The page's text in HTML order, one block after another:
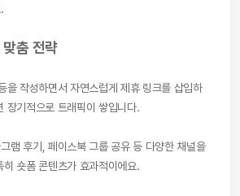
춤 전략
을 작성하면서 자연스럽게 제휴 링크를 삽입하
장기적으로 트래픽이 쌓입니다.
램 후기, 페이스북 그룹 공유 등 다양한 채널을
숏폼 콘텐츠가 효과적이에요.